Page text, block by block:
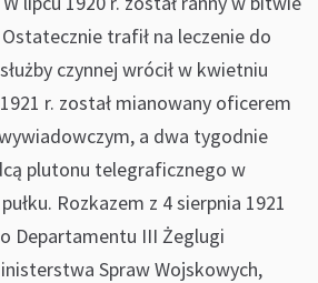
trafił na leczenie do
czynnej wrócił w kwietniu
r. został mianowany oficerem
a dwa tygodnie
plutonu telegraficznego w
Rozkazem z 4 sierpnia 1921
Departamentu III Żeglugi
Spraw Wojskowych,